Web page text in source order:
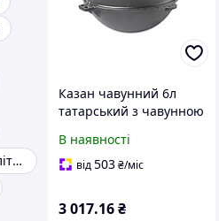
Казан чавунний 6 літрів
Казан чавунний 6л
татарський з чавунною
В наявності
від503₴/міс
3 017.16₴